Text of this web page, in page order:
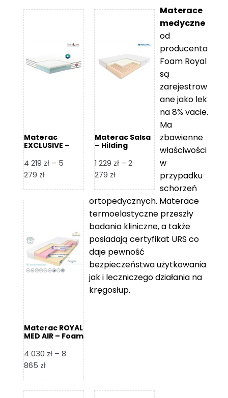
Materac
EXCLUSIVE –
4 219 zł – 5
279 złZakres
od
5
279 zł
Materac Salsa
– Hilding
1 229 zł – 2
279 złZakres
od
1
229 zł
2
279 zł
Materac ROYAL
MED AIR – Foam
4 030 zł – 8
865 złZakres
od
Materace
medyczne
od
producenta
Foam Royal
są
zarejestrow
ane jako lek
na 8% vacie.
Ma
zbawienne
właściwości
w
przypadku
schorzeń
ortopedycznych. Materace
termoelastyczne przeszły
badania kliniczne, a także
posiadają certyfikat URS co
daje pewność
bezpieczeństwa użytkowania
jak i leczniczego działania na
kręgosłup.